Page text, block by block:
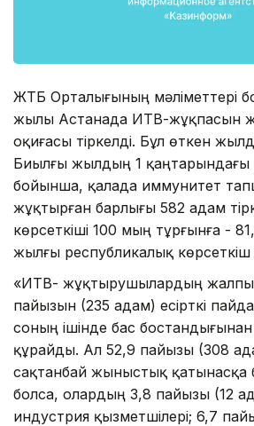
ЖҚТБ Орталығының мәліметтері
жылы Астанада ИТВ-жұқпасын
оқиғасы тіркелді. Бұл өткен
Биылғы жылдың 1 қаңтарындағы
бойынша, қалада иммунитет
жұқтырған барлығы 582 адам
көрсеткіші 100 мың тұрғынға -
жылғы республикалық көрсеткіш
«ИТВ- жұқтырушылардың
пайызын (235 адам) есірткі
соның ішінде бас
құрайды. Ал 52,9 пайызы (308
сақтанбай жыныстық қатынасқа
болса, олардың 3,8 пайызы (12
индустрия қызметшілері; 6,7